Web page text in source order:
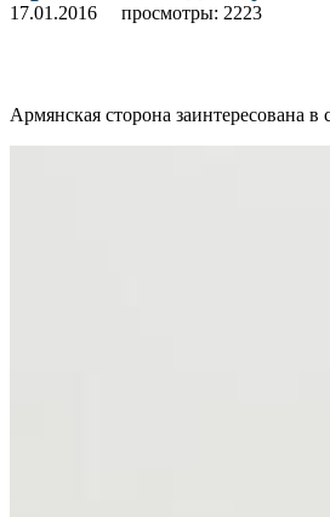
17.01.2016 просмотры: 2223
Армянская сторона заинтересована